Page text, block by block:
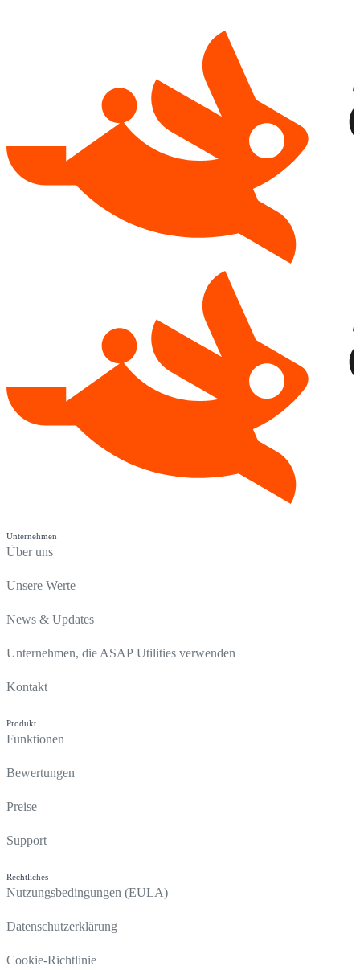
Unternehmen
Über uns
Unsere Werte
News & Updates
Unternehmen, die ASAP Utilities verwenden
Kontakt
Produkt
Funktionen
Bewertungen
Preise
Support
Rechtliches
Nutzungsbedingungen (EULA)
Datenschutzerklärung
Cookie-Richtlinie